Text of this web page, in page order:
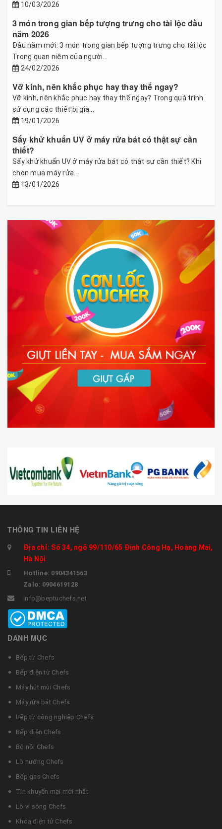
10/03/2026
3 món trong gian bếp tượng trưng cho tài lộc đầu
năm 2026
Đầu năm mới: 3 món trong gian bếp tượng trưng cho tài lộc
Trong quan niệm của người...
24/02/2026
Vỡ kính, nên khắc phục hay thay thế ngay?
Vỡ kính, nên khắc phục hay thay thế ngay? Trong quá trình
sử dụng các thiết bị gia...
19/01/2026
Sấy khử khuẩn UV ở máy rửa bát có thật sự cần
thiết?
Sấy khử khuẩn UV ở máy rửa bát có thật sự cần thiết? Khi
chọn mua máy rửa...
13/01/2026
THÔNG TIN LIÊN HỆ
Địa chỉ: Số 34, ngõ 99/110/65 Định Công Hạ, Hoàng Mai,
Hà Nội
Hotline: 0904341563
Zalo: 0904619128
info@beptuchefs.net
DANH MỤC
Bếp từ Chefs
Bếp điện từ Chefs
Máy hút mùi Chefs
Máy rửa bát Chefs
Bếp từ công nghiệp Chefs
Bếp điện Chefs
Bộ nồi Chefs
Lò nướng Chefs
Bếp gas Chefs
Tin khuyến mại mới nhất
Lò vi sóng Chefs
Khóa điện tử Chefs